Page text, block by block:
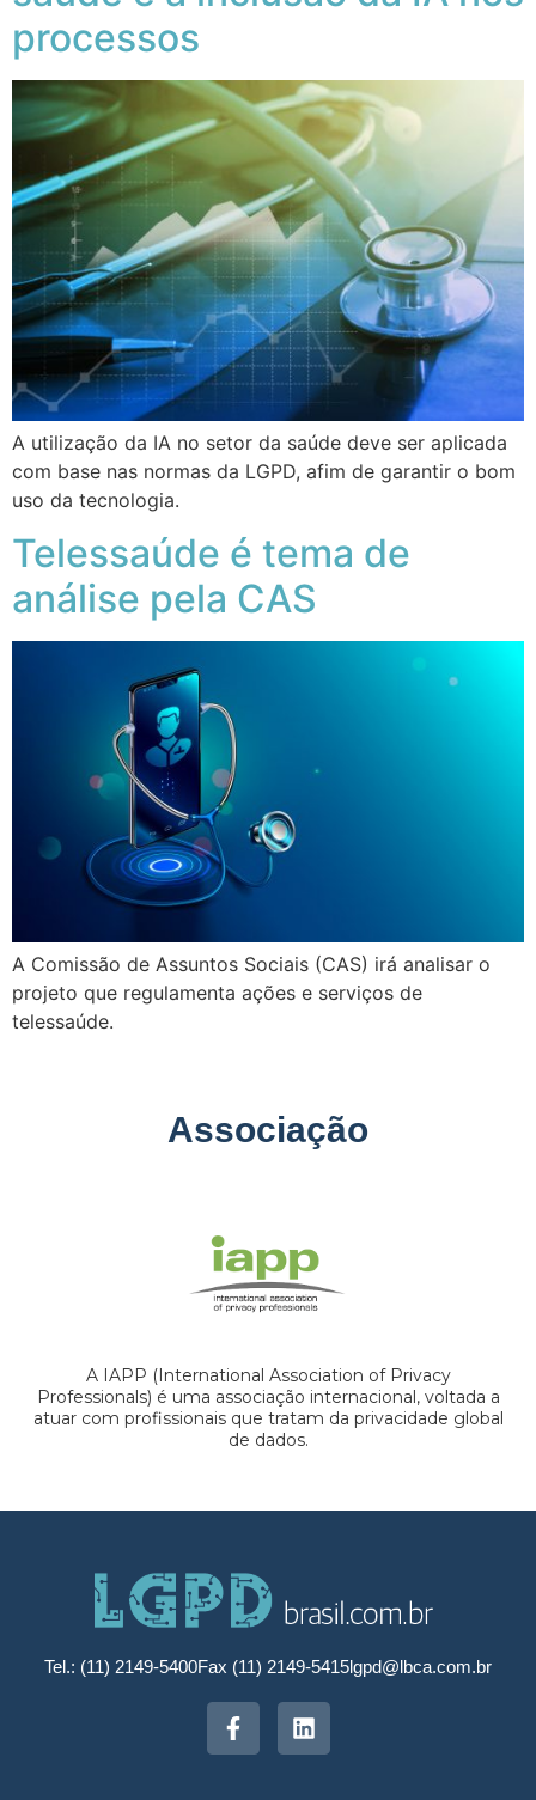
processos
A utilização da IA no setor da saúde deve ser aplicada
com base nas normas da LGPD, afim de garantir o bom
uso da tecnologia.
Telessaúde é tema de
análise pela CAS
A Comissão de Assuntos Sociais (CAS) irá analisar o
projeto que regulamenta ações e serviços de
telessaúde.
Associação
A IAPP (International Association of Privacy
Professionals) é uma associação internacional, voltada a
atuar com profissionais que tratam da privacidade global
de dados.
Tel.: (11) 2149-5400Fax (11) 2149-5415lgpd@lbca.com.br